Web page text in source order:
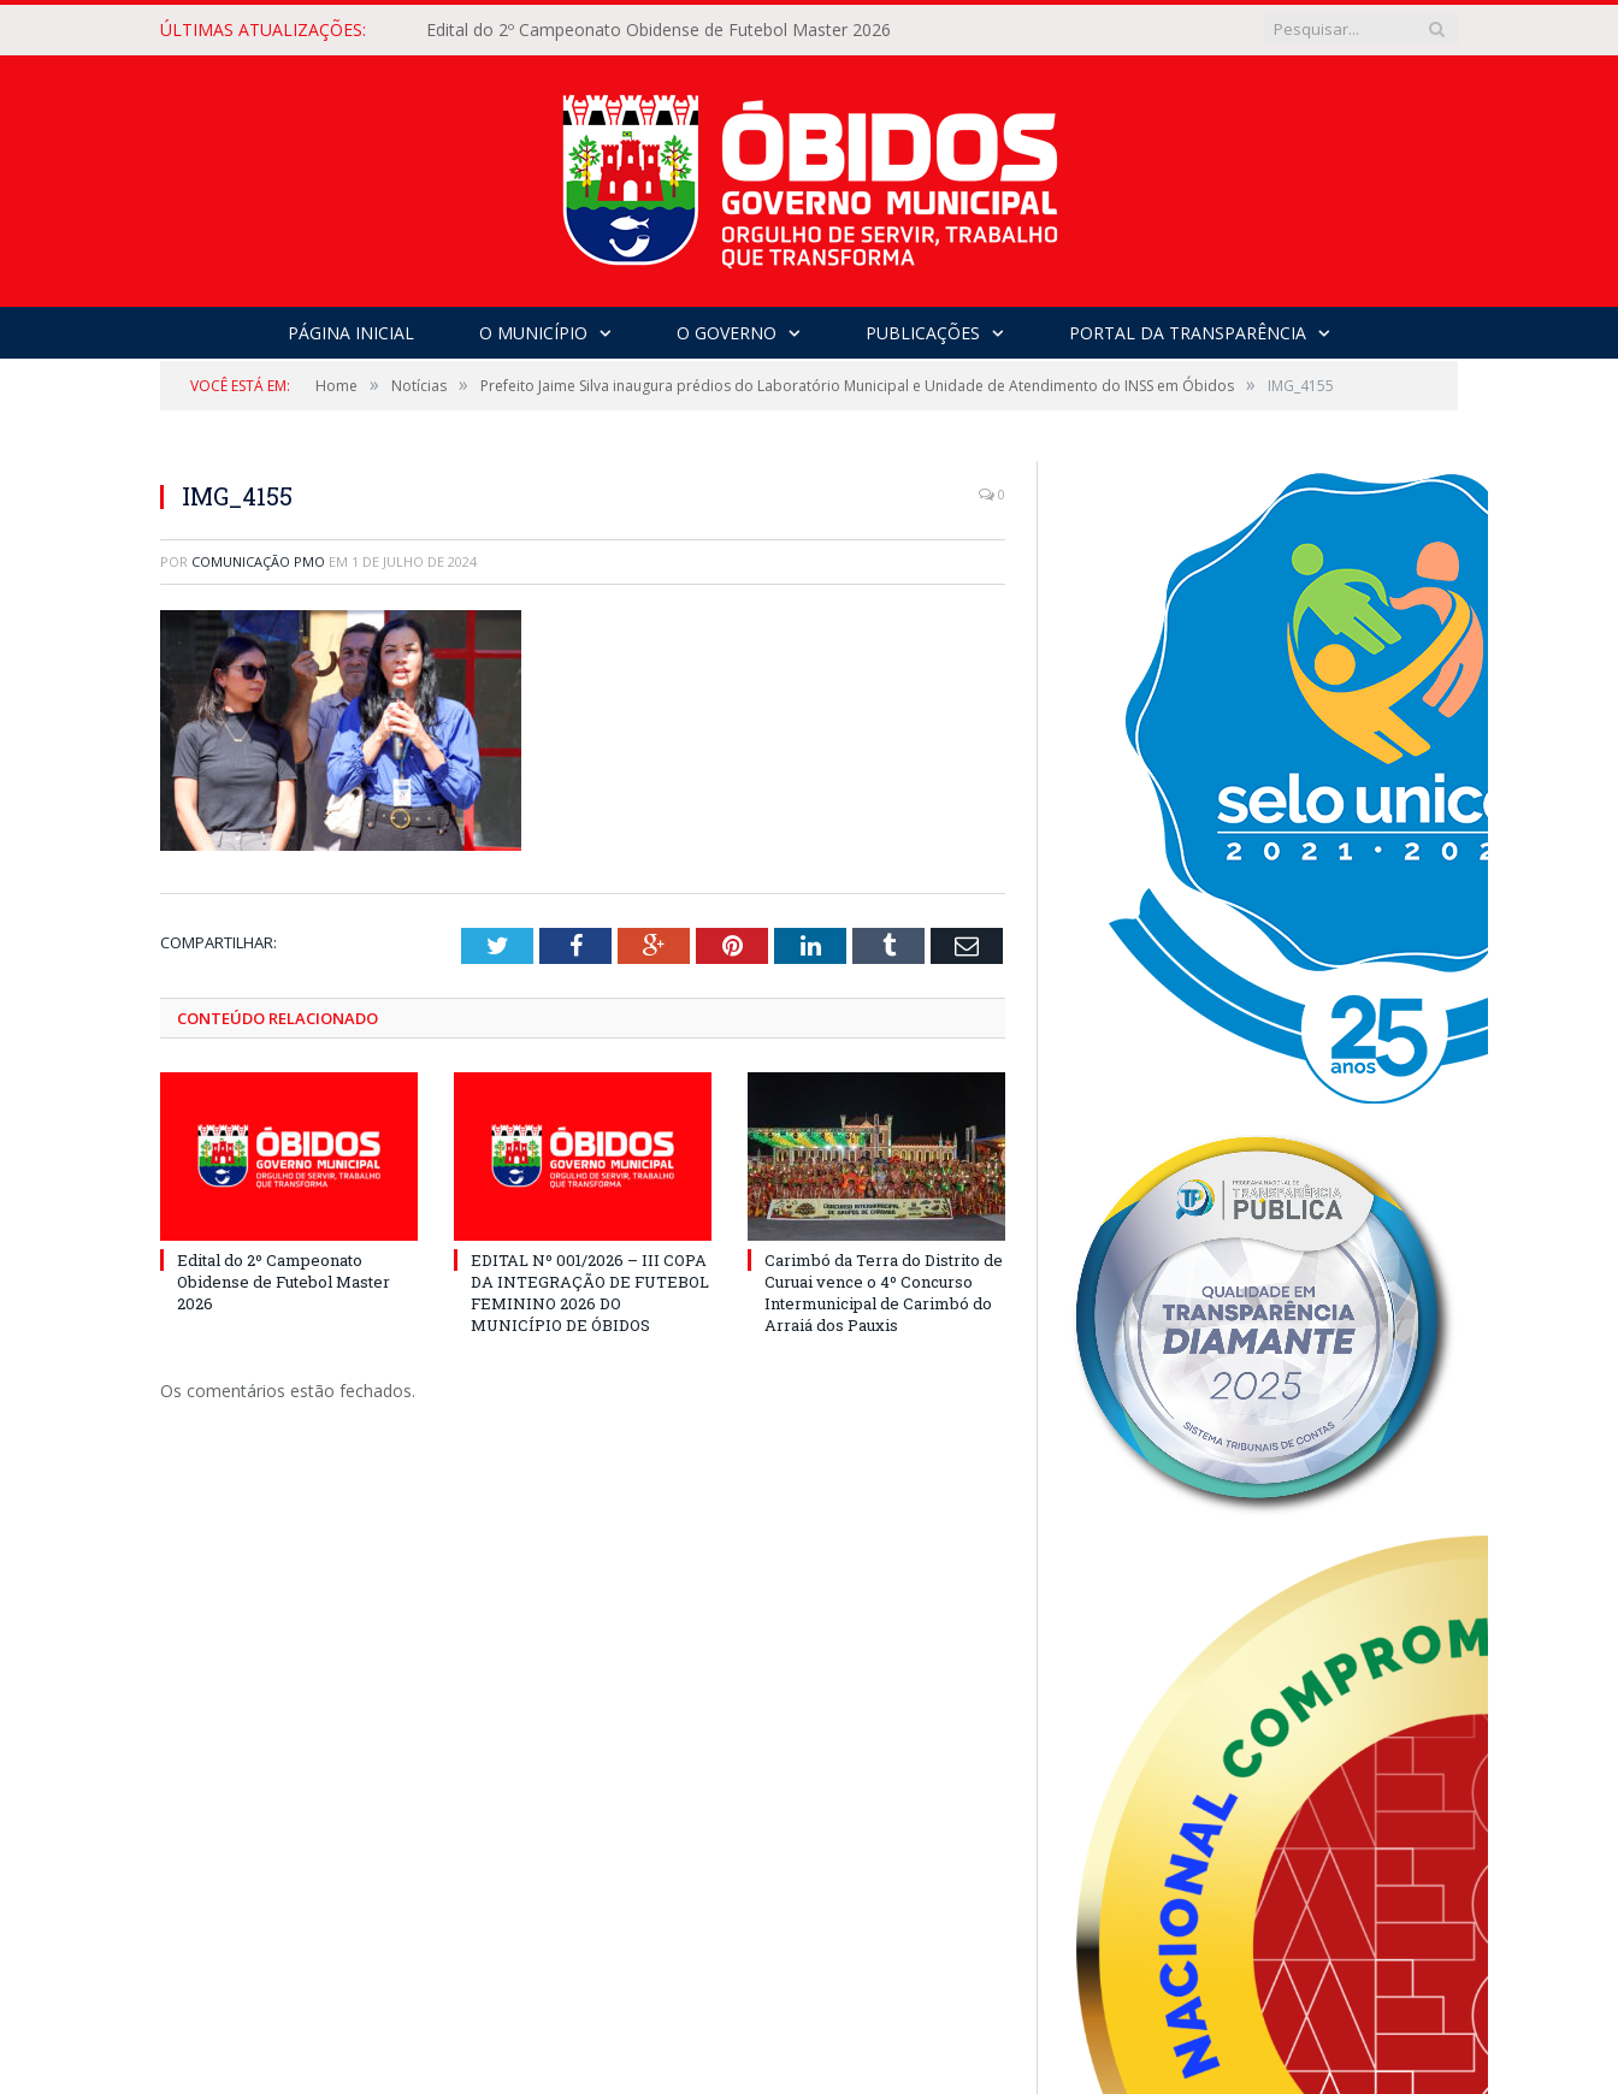
ÚLTIMAS ATUALIZAÇÕES: Edital do 2º Campeonato Obidense de Futebol Master 2026
PÁGINA INICIAL O MUNICÍPIO O GOVERNO PUBLICAÇÕES PORTAL DA TRANSPARÊNCIA
VOCÊ ESTÁ EM: Home » Notícias » Prefeito Jaime Silva inaugura prédios do Laboratório Municipal e Unidade de Atendimento do INSS em Óbidos » IMG_4155
IMG_4155 0
POR COMUNICAÇÃO PMO EM 1 DE JULHO DE 2024
COMPARTILHAR: TwitterFacebookGoogle+PinterestLinkedInTumblr Email
CONTEÚDO RELACIONADO
Edital do 2º Campeonato
Obidense de Futebol Master
2026
EDITAL Nº 001/2026 – III COPA
DA INTEGRAÇÃO DE FUTEBOL
FEMININO 2026 DO
MUNICÍPIO DE ÓBIDOS
Carimbó da Terra do Distrito de
Curuai vence o 4º Concurso
Intermunicipal de Carimbó do
Arraiá dos Pauxis
Os comentários estão fechados.